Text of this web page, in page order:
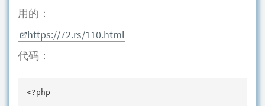
用的：
https://72.rs/110.html
代码：
<?php